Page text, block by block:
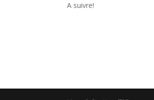
A suivre!